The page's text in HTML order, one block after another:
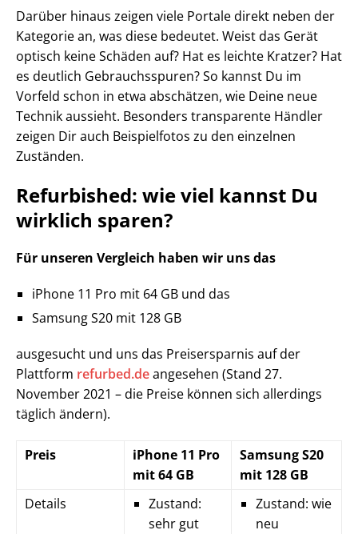
Darüber hinaus zeigen viele Portale direkt neben der
Kategorie an, was diese bedeutet. Weist das Gerät
optisch keine Schäden auf? Hat es leichte Kratzer? Hat
es deutlich Gebrauchsspuren? So kannst Du im
Vorfeld schon in etwa abschätzen, wie Deine neue
Technik aussieht. Besonders transparente Händler
zeigen Dir auch Beispielfotos zu den einzelnen
Zuständen.
Refurbished: wie viel kannst Du
wirklich sparen?
Für unseren Vergleich haben wir uns das
iPhone 11 Pro mit 64 GB und das
Samsung S20 mit 128 GB
ausgesucht und uns das Preisersparnis auf der
Plattform refurbed.deangesehen (Stand 27.
November 2021 – die Preise können sich allerdings
täglich ändern).
Preis
iPhone 11 Pro
mit 64 GB
Samsung S20
mit 128 GB
Details
Zustand:
sehr gut
Zustand: wie
neu